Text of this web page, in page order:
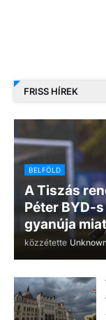
FRISS HÍREK
BELFÖLD
A Tiszás
Péter BYD-
gyanúja
közzétette